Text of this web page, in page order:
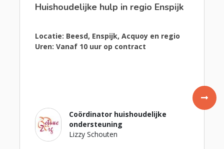
Huishoudelijke hulp in regio Enspijk
Locatie: Beesd, Enspijk, Acquoy en regio
Uren: Vanaf 10 uur op contract
Coördinator huishoudelijke
ondersteuning
Lizzy Schouten